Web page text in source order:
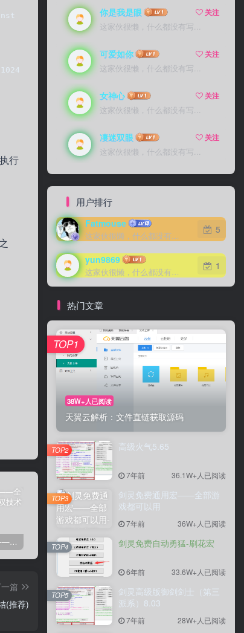
const struct rlimit *rlim);
* 1024 * 500  int main()  {    struct
行
剑灵免费通用宏——全部游戏都可以用 剑灵免费自动勇猛-刷花宏 剑灵高级版御剑剑士（第三派系）8.03
篇
(推荐)
你是我是眼
关注
这家伙很懒，什么都没有写...
可爱如你
关注
这家伙很懒，什么都没有写...
女神心
关注
这家伙很懒，什么都没有写...
凄迷双眼
关注
这家伙很懒，什么都没有写...
用户排行
Fatmouse
这家伙很懒，什么都没有写...
5
yun9869
这家伙很懒，什么都没有写...
1
热门文章
38W+人已阅读
天翼云解析：文件直链获取源码
TOP1
高级火气5.65
7年前 36.1W+人已阅读
TOP2
剑灵免费通用宏——全部游
戏都可以用
7年前 36W+人已阅读
TOP3
剑灵免费自动勇猛-刷花宏
6年前 33.6W+人已阅读
TOP4
剑灵高级版御剑剑士（第三
派系）8.03
7年前 28W+人已阅读
TOP5